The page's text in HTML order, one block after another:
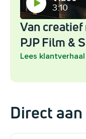
3:10
Van creatief
PJP Film &
Lees klantverhaal
Direct